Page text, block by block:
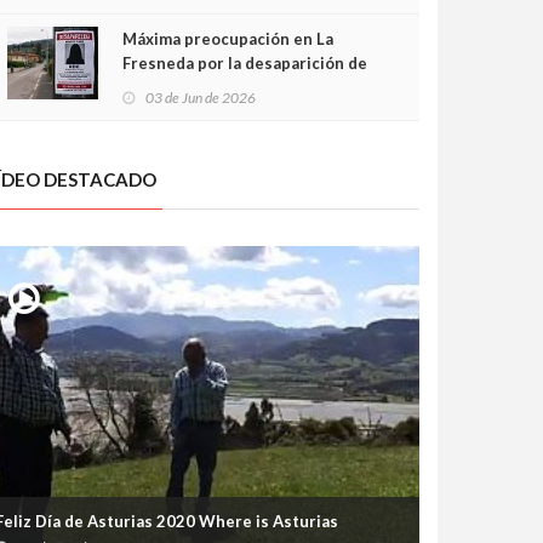
Máxima preocupación en La
Fresneda por la desaparición de
03 de Jun de 2026
DESTACADO
Día de Asturias 2020 Where is Asturias